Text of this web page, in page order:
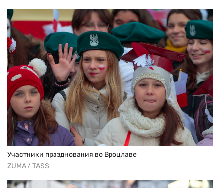
Участники празднования во Вроцлаве
ZUMA / TASS